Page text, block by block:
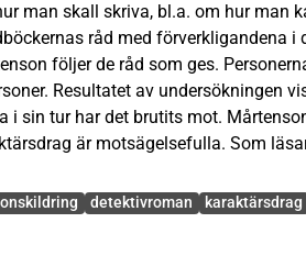
man skall skriva, bl.a. om hur man
råd med förverkligandena i
följer de råd som ges.
Resultatet av undersökningen
i sin tur har det brutits mot.
är motsägelsefulla. Som
beskrivs ofta med schabloner.
detektivroman karaktärsdrag